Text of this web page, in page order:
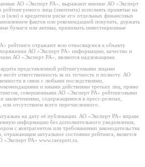
АО «Эксперт РА», выражают мнение АО «Эксперт
лица (эмитента) исполнять принятые на
и (или) о кредитном риске его отдельных финансовых
фактов или рекомендацией покупать, держать
бумаги или активы, принимать инвестиционные
рейтинги отражают всю относящуюся к объекту
АО «Эксперт РА» информацию, качество и
АО «Эксперт РА», являются надлежащими.
представленной рейтингуемыми лицами
ответственность за их точность и полноту. АО
в связи с любыми последствиями,
и иными действиями третьих лиц, прямо
совершенными АО «Эксперт РА» рейтинговыми
заключениями, содержащимися в пресс-релизах,
отсутствием всего перечисленного.
на дату её публикации. АО «Эксперт РА» вправе
информацию без дополнительного уведомления,
с контрагентом или требованиями законодательства
актуальное состояние рейтинга, является
«Эксперт РА» www.raexpert.ru.